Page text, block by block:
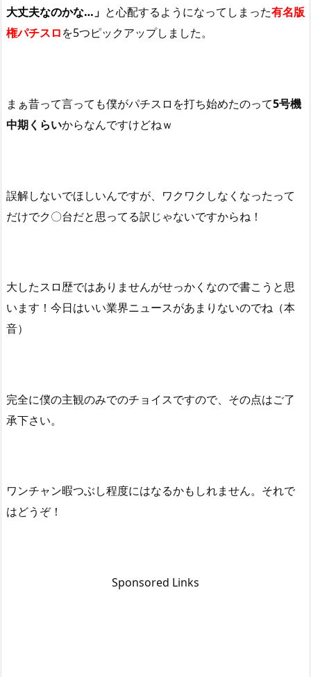
大丈夫なのかな…」 と心配するようになってしまった有名版
権パチスロを5つピックアップしました。
まぁ昔って言っても僕がパチスロを打ち始めたのって5号機
中期くらいからなんですけどねｗ
誤解しないでほしいんですが、ワクワクしなくなったって
だけでク〇台だと思ってる訳じゃないですからね！
大したスロ歴ではありませんがせっかくなので書こうと思
います！今日はいい業界ニュースがあまりないのでね（本
音）
完全に僕の主観のみでのチョイスですので、その点はご了
承下さい。
ワンチャン暇つぶし程度にはなるかもしれません。それで
はどうぞ！
Sponsored Links